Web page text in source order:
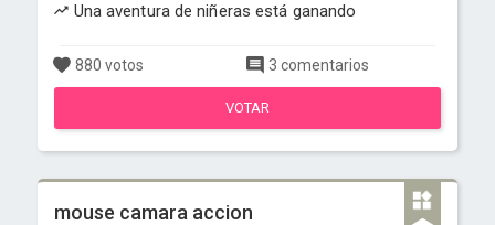
Una aventura de niñeras está ganando
880 votos 3 comentarios
VOTAR
mouse camara accion